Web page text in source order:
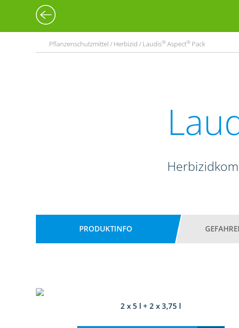
Pflanzenschutzmittel / Herbizid / Laudis® Aspect® Pack
PRODUKTINFO
2 x 5 l + 2 x 3,75 l